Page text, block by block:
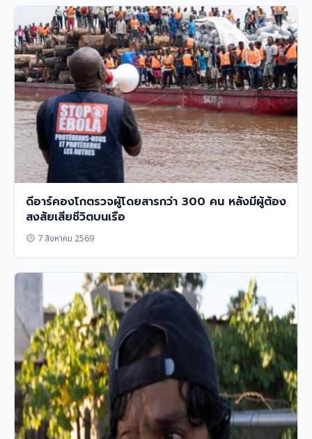
ดีอาร์คองโกตรวจผู้โดยสารกว่า 300 คน หลังมีผู้ต้อง
สงสัยเสียชีวิตบนเรือ
7 สิงหาคม 2569